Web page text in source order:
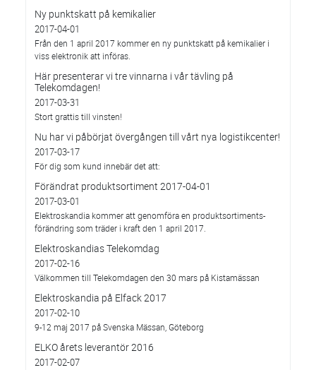
Ny punktskatt på kemikalier
2017-04-01
Från den 1 april 2017 kommer en ny punktskatt på kemikalier i
viss elektronik att införas.
Här presenterar vi tre vinnarna i vår tävling på
Telekomdagen!
2017-03-31
Stort grattis till vinsten!
Nu har vi påbörjat övergången till vårt nya logistikcenter!
2017-03-17
För dig som kund innebär det att:
Förändrat produktsortiment 2017-04-01
2017-03-01
Elektroskandia kommer att genomföra en produktsortiments-
förändring som träder i kraft den 1 april 2017.
Elektroskandias Telekomdag
2017-02-16
Välkommen till Telekomdagen den 30 mars på Kistamässan
Elektroskandia på Elfack 2017
2017-02-10
9-12 maj 2017 på Svenska Mässan, Göteborg
ELKO årets leverantör 2016
2017-02-07